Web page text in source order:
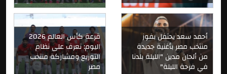
قرعة كأس العالم 2026
اليوم: تعرف على نظام
التوزيع ومشاركة منتخب
مصر
أحمد سعد يحتفل بفوز
منتخب مصر بأغنية جديدة
من ألحان مدين "الليلة بلدنا
في فرحة الليلة"